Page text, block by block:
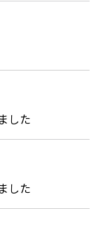
した
した